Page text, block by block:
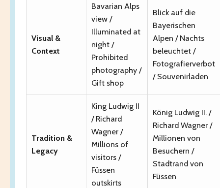
Visual &
Context
Bavarian Alps
view /
Illuminated at
night /
Prohibited
photography /
Gift shop
Blick auf die
Bayerischen
Alpen / Nachts
beleuchtet /
Fotografierverbot
/ Souvenirladen
Tradition &
Legacy
King Ludwig II
/ Richard
Wagner /
Millions of
visitors /
Füssen
outskirts
König Ludwig II. /
Richard Wagner /
Millionen von
Besuchern /
Stadtrand von
Füssen